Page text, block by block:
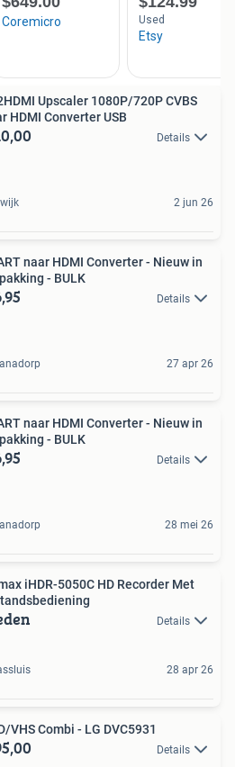
Upscaler 1080P/720P CVBS
HDMI Converter USB
Details
2 jun 26
naar HDMI Converter - Nieuw in
- BULK
Details
27 apr 26
naar HDMI Converter - Nieuw in
- BULK
Details
28 mei 26
iHDR-5050C HD Recorder Met
Details
28 apr 26
VHS Combi - LG DVC5931
Details